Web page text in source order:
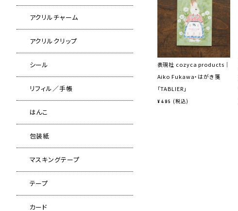
アクリルチャーム
アクリルクリップ
シール
リフィル／手帳
はんこ
包装紙
マスキングテープ
テープ
カード
表現社 cozyca products｜
Aiko Fukawa・はがき箋
「TABLIER」
¥ 495 税込